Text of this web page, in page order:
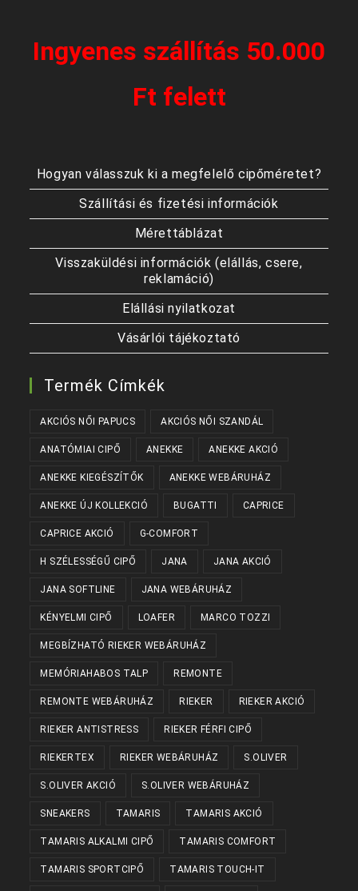
Ingyenes szállítás 50.000
Ft felett
Hogyan válasszuk ki a megfelelő cipőméretet?
Szállítási és fizetési információk
Mérettáblázat
Visszaküldési információk (elállás, csere,
reklamáció)
Elállási nyilatkozat
Vásárlói tájékoztató
Termék Címkék
AKCIÓS NŐI PAPUCS AKCIÓS NŐI SZANDÁL
ANATÓMIAI CIPŐ ANEKKE ANEKKE AKCIÓ
ANEKKE KIEGÉSZÍTŐK ANEKKE WEBÁRUHÁZ
ANEKKE ÚJ KOLLEKCIÓ BUGATTI CAPRICE
CAPRICE AKCIÓ G-COMFORT
H SZÉLESSÉGŰ CIPŐ JANA JANA AKCIÓ
JANA SOFTLINE JANA WEBÁRUHÁZ
KÉNYELMI CIPŐ LOAFER MARCO TOZZI
MEGBÍZHATÓ RIEKER WEBÁRUHÁZ
MEMÓRIAHABOS TALP REMONTE
REMONTE WEBÁRUHÁZ RIEKER RIEKER AKCIÓ
RIEKER ANTISTRESS RIEKER FÉRFI CIPŐ
RIEKERTEX RIEKER WEBÁRUHÁZ S.OLIVER
S.OLIVER AKCIÓ S.OLIVER WEBÁRUHÁZ
SNEAKERS TAMARIS TAMARIS AKCIÓ
TAMARIS ALKALMI CIPŐ TAMARIS COMFORT
TAMARIS SPORTCIPŐ TAMARIS TOUCH-IT